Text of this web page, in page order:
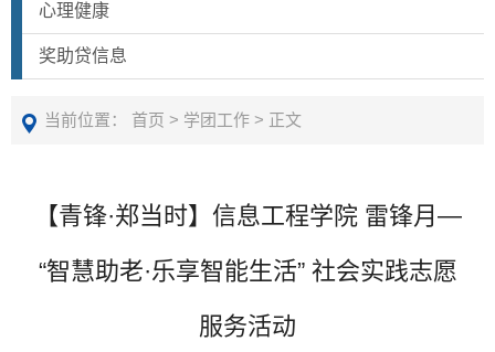
心理健康
奖助贷信息
当前位置： 首页 > 学团工作 > 正文
【青锋·郑当时】信息工程学院 雷锋月—
“智慧助老·乐享智能生活” 社会实践志愿
服务活动